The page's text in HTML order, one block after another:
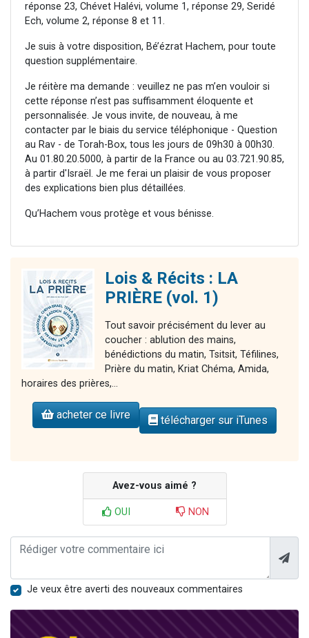
réponse 23, Chévet Halévi, volume 1, réponse 29, Seridé
Ech, volume 2, réponse 8 et 11.
Je suis à votre disposition, Bé’ézrat Hachem, pour toute
question supplémentaire.
Je réitère ma demande : veuillez ne pas m’en vouloir si
cette réponse n’est pas suffisamment éloquente et
personnalisée. Je vous invite, de nouveau, à me
contacter par le biais du service téléphonique - Question
au Rav - de Torah-Box, tous les jours de 09h30 à 00h30.
Au 01.80.20.5000, à partir de la France ou au 03.721.90.85,
à partir d'Israël. Je me ferai un plaisir de vous proposer
des explications bien plus détaillées.
Qu’Hachem vous protège et vous bénisse.
Lois & Récits : LA
PRIÈRE (vol. 1)
Tout savoir précisément du lever au
coucher : ablution des mains,
bénédictions du matin, Tsitsit, Téfilines,
Prière du matin, Kriat Chéma, Amida,
horaires des prières,...
acheter ce livre télécharger sur iTunes
Avez-vous aimé ?
OUI NON
Je veux être averti des nouveaux commentaires